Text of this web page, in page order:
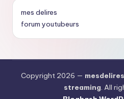
mes delires
forum youtubeurs
Copyright 2026 —
streaming. All